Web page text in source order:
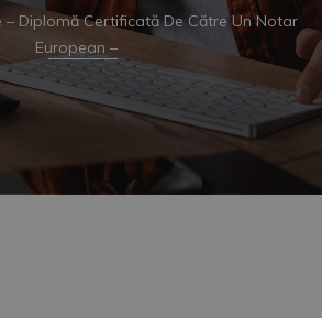
– Diplomă Certificată De Către Un Notar
European –